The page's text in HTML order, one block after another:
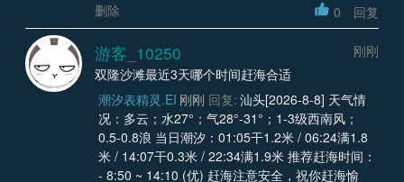
删除
0 回复
游客_10250
刚刚
双隆沙滩最近3天哪个时间赶海合适
潮汐表精灵.EI 刚刚 回复: 汕头[2026-8-8] 天气情
况：多云；水27°；气28°-31°；1-3级西南风；
0.5-0.8浪 当日潮汐：01:05干1.2米 / 06:24满1.8
米 / 14:07干0.3米 / 22:34满1.9米 推荐赶海时间：
- 8:50 ~ 14:10 (优) 赶海注意安全，祝你赶海愉